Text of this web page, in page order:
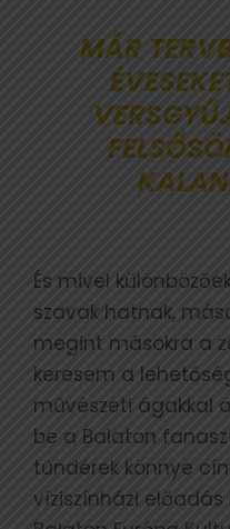
MÁR
És mivel
szavak hatnak,
megint másokra a
keresem a
művészeti ágakkal
be a Balaton
tündérek könnye
víziszínházi